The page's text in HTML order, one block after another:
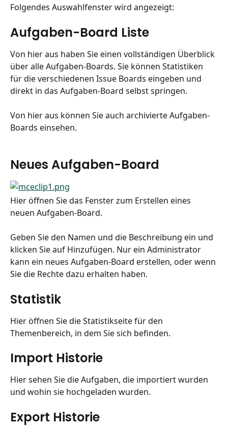
Folgendes Auswahlfenster wird angezeigt:
Aufgaben-Board Liste
Von hier aus haben Sie einen vollständigen Überblick
über alle Aufgaben-Boards. Sie können Statistiken
für die verschiedenen Issue Boards eingeben und
direkt in das Aufgaben-Board selbst springen.
Von hier aus können Sie auch archivierte Aufgaben-
Boards einsehen.
Neues Aufgaben-Board
Hier öffnen Sie das Fenster zum Erstellen eines
neuen Aufgaben-Board.
Geben Sie den Namen und die Beschreibung ein und
klicken Sie auf Hinzufügen. Nur ein Administrator
kann ein neues Aufgaben-Board erstellen, oder wenn
Sie die Rechte dazu erhalten haben.
Statistik
Hier öffnen Sie die Statistikseite für den
Themenbereich, in dem Sie sich befinden.
Import Historie
Hier sehen Sie die Aufgaben, die importiert wurden
und wohin sie hochgeladen wurden.
Export Historie